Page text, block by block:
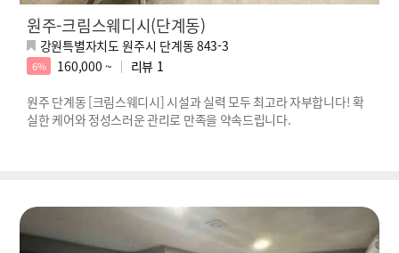
원주-크림스웨디시(단계동)
강원특별자치도 원주시 단계동 843-3
6% 160,000 ~ 리뷰 1
원주 단계동 [크림스웨디시] 시설과 실력 모두 최고라 자부합니다! 확
실한 케어와 정성스러운 관리로 만족을 약속드립니다.